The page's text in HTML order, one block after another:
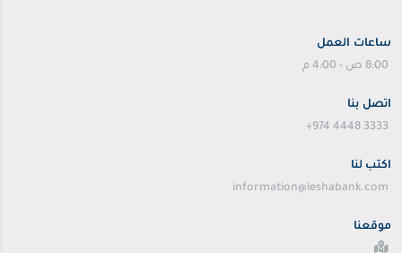
ساعات العمل
8:00 ص - 4:00 م
اتصل بنا
+974 4448 3333
اكتب لنا
information@leshabank.com
موقعنا